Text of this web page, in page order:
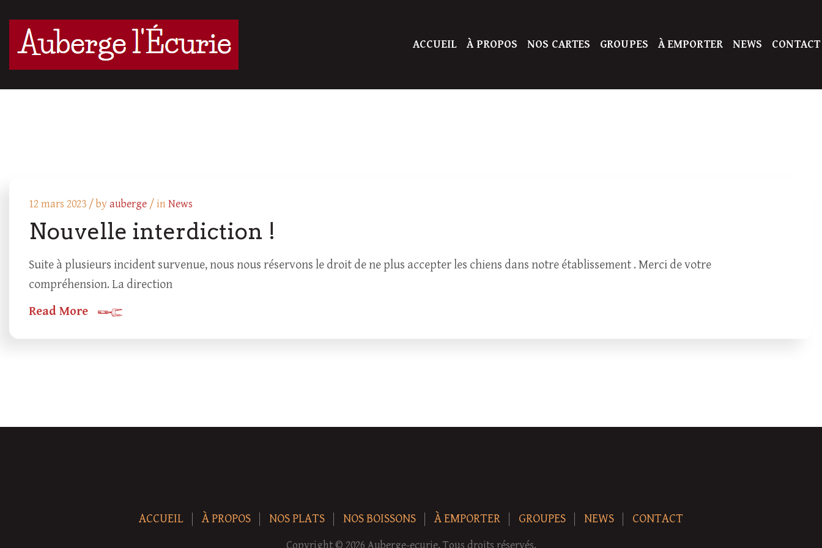
ACCUEIL À PROPOS NOS CARTES GROUPES À EMPORTER NEWS CONTACT
12 mars 2023 /byauberge / inNews
Nouvelle interdiction !
Suite à plusieurs incident survenue, nous nous réservons le droit de ne plus accepter les chiens dans notre établissement . Merci de votre
compréhension. La direction
Read More
ACCUEIL À PROPOS NOS PLATS NOS BOISSONS À EMPORTER GROUPES NEWS CONTACT
Copyright © 2026 Auberge-ecurie. Tous droits réservés.